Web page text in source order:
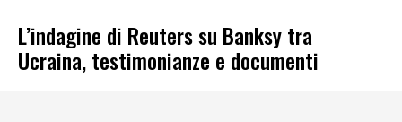
L’indagine di Reuters su Banksy tra
Ucraina, testimonianze e documenti